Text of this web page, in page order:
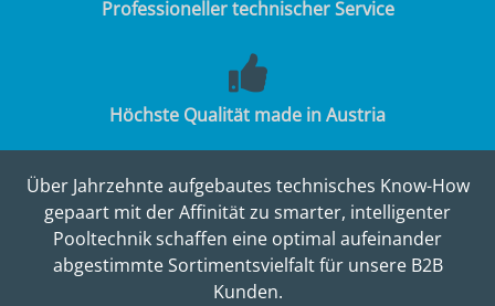
Professioneller technischer Service
Höchste Qualität made in Austria
Über Jahrzehnte aufgebautes technisches Know-How
gepaart mit der Affinität zu smarter, intelligenter
Pooltechnik schaffen eine optimal aufeinander
abgestimmte Sortimentsvielfalt für unsere B2B
Kunden.